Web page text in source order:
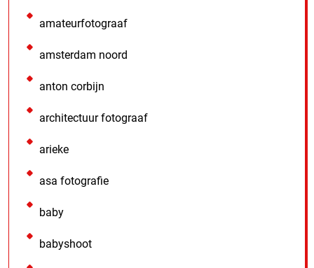
amateurfotograaf
amsterdam noord
anton corbijn
architectuur fotograaf
arieke
asa fotografie
baby
babyshoot